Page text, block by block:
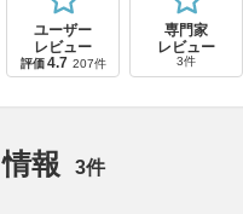
ユーザー
レビュー
評価 4.7 207件
専門家
レビュー
3件
報 3件